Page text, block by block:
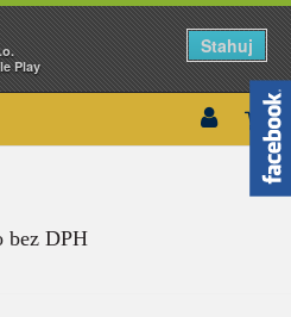
Play
Stahuj
bez DPH